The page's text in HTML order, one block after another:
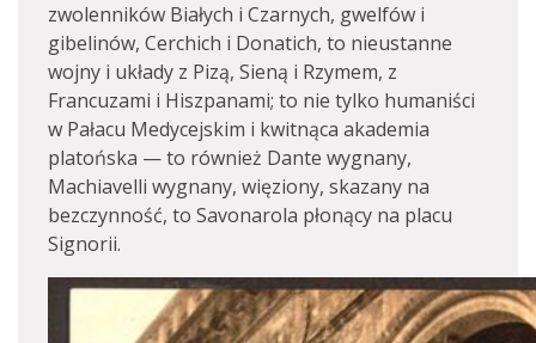
zwolenników Białych i Czarnych, gwelfów i
gibelinów, Cerchich i Donatich, to nieustanne
wojny i układy z Pizą, Sieną i Rzymem, z
Francuzami i Hiszpanami; to nie tylko humaniści
w Pałacu Medycejskim i kwitnąca akademia
platońska — to również Dante wygnany,
Machiavelli wygnany, więziony, skazany na
bezczynność, to Savonarola płonący na placu
Signorii.